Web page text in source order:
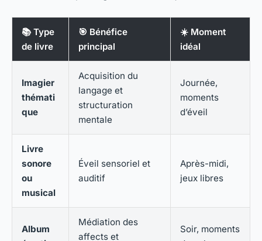
📚 Type
de livre
🎯 Bénéfice
principal
☀️ Moment
idéal
Imagier
thémati
que
Acquisition du
langage et
structuration
mentale
Journée,
moments
d’éveil
Livre
sonore
ou
musical
Éveil sensoriel et
auditif
Après-midi,
jeux libres
Album
Médiation des
affects et
Soir, moments